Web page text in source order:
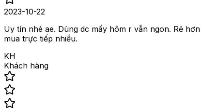
2023-10-22
Uy tín nhé ae. Dùng dc mấy hôm r vẫn ngon. Rẻ hơn
mua trực tiếp nhiều.
KH
Khách hàng